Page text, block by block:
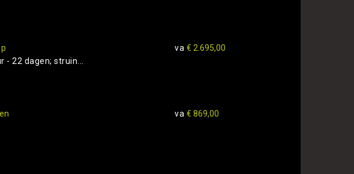
- 22 dagen; struin...
va € 2.695,00
va € 869,00